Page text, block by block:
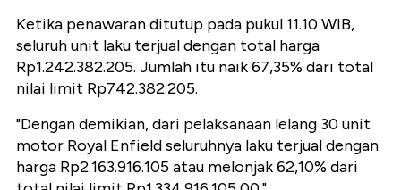
Ketika penawaran ditutup pada pukul 11.10 WIB,
seluruh unit laku terjual dengan total harga
Rp1.242.382.205. Jumlah itu naik 67,35% dari total
nilai limit Rp742.382.205.
"Dengan demikian, dari pelaksanaan lelang 30 unit
motor Royal Enfield seluruhnya laku terjual dengan
harga Rp2.163.916.105 atau melonjak 62,10% dari